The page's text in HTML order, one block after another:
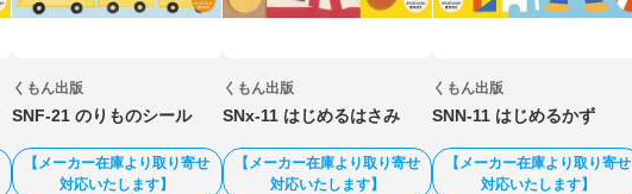
くもん出版
SNF-21 のりものシール
【メーカー在庫より取り寄せ
対応いたします】
くもん出版
SNx-11 はじめるはさみ
【メーカー在庫より取り寄せ
対応いたします】
くもん出版
SNN-11 はじめるかず
【メーカー在庫より取り寄せ
対応いたします】